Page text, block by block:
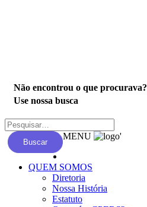
Não encontrou o que procurava?
Use nossa busca
Buscar
MENU '
QUEM SOMOS
Diretoria
Nossa História
Estatuto